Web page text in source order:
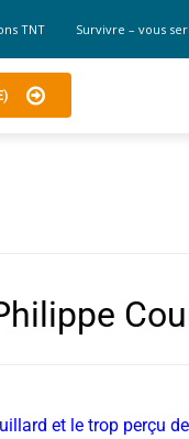
TNT Survivre – vous
et le trop perçu